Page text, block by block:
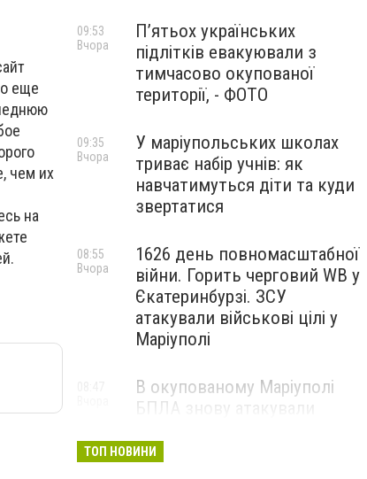
еще
чем их
на
П’ятьох українських
підлітків евакуювали з
тимчасово окупованої
території, - ФОТО
09:53
Вчора
У маріупольських школах
триває набір учнів: як
навчатимуться діти та куди
звертатися
09:35
Вчора
1626 день повномасштабної
війни. Горить черговий WB у
Єкатеринбурзі. ЗСУ
атакували військові цілі у
Маріуполі
08:55
Вчора
В окупованому Маріуполі
БПЛА знову атакували
— ВІДЕО
ТОП НОВИНИ